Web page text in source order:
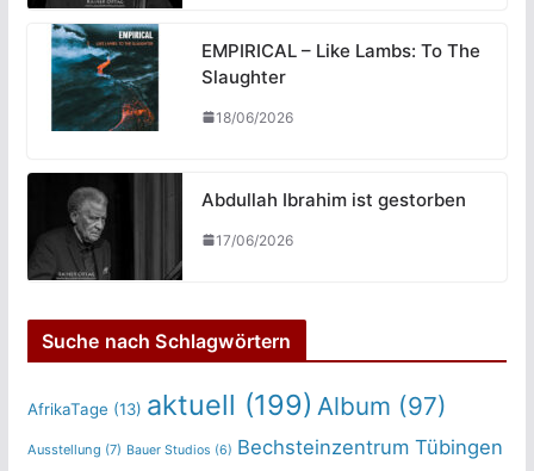
EMPIRICAL – Like Lambs: To The
Slaughter
18/06/2026
Abdullah Ibrahim ist gestorben
17/06/2026
Suche nach Schlagwörtern
AfrikaTage (13) aktuell (199) Album (97)
Ausstellung (7) Bauer Studios (6) Bechsteinzentrum Tübingen